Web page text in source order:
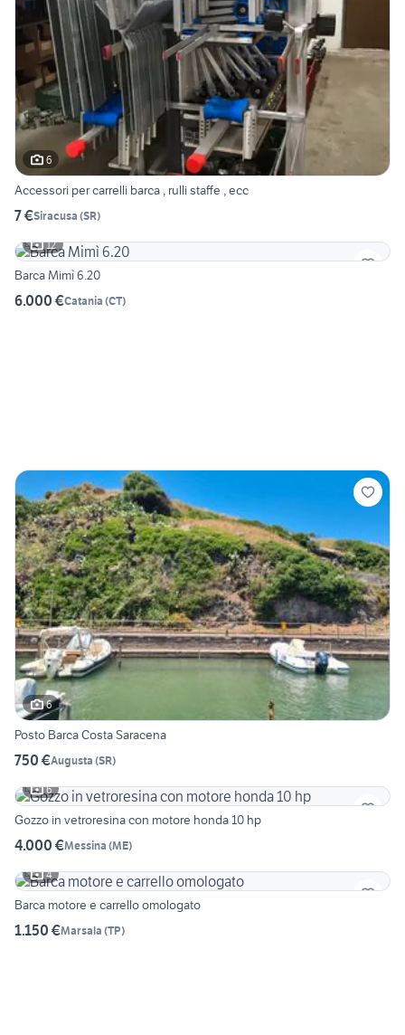
6
Accessori per carrelli barca , rulli staffe , ecc
7 €Siracusa (SR)
12
Barca Mimì 6.20
6.000 €Catania (CT)
6
Posto Barca Costa Saracena
750 €Augusta (SR)
6
Gozzo in vetroresina con motore honda 10 hp
4.000 €Messina (ME)
4
Barca motore e carrello omologato
1.150 €Marsala (TP)